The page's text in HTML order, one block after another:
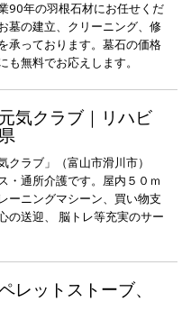
90年の羽根石材にお任せくだ
墓の建立、クリーニング、修
承っております。墓石の価格
無料でお応えします。
気クラブ｜リハビ
ラブ」（富山市滑川市）
・通所介護です。屋内５０ｍ
ーニングマシーン、買い物支
の送迎、 脳トレ等充実のサー
レットストーブ、